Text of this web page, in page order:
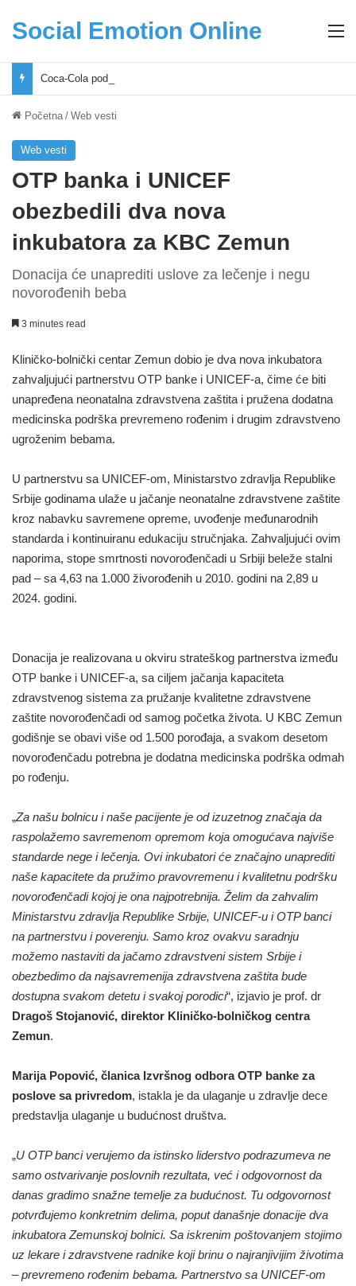
Social Emotion Online
Početna / Web vesti
Web vesti
OTP banka i UNICEF
obezbedili dva nova
inkubatora za KBC Zemun
Donacija će unaprediti uslove za lečenje i negu
novorođenih beba
3 minutes read
Kliničko-bolnički centar Zemun dobio je dva nova inkubatora
zahvaljujući partnerstvu OTP banke i UNICEF-a, čime će biti
unapređena neonatalna zdravstvena zaštita i pružena dodatna
medicinska podrška prevremeno rođenim i drugim zdravstveno
ugroženim bebama.
U partnerstvu sa UNICEF-om, Ministarstvo zdravlja Republike
Srbije godinama ulaže u jačanje neonatalne zdravstvene zaštite
kroz nabavku savremene opreme, uvođenje međunarodnih
standarda i kontinuiranu edukaciju stručnjaka. Zahvaljujući ovim
naporima, stope smrtnosti novorođenčadi u Srbiji beleže stalni
pad – sa 4,63 na 1.000 živorođenih u 2010. godini na 2,89 u
2024. godini.
Donacija je realizovana u okviru strateškog partnerstva između
OTP banke i UNICEF-a, sa ciljem jačanja kapaciteta
zdravstvenog sistema za pružanje kvalitetne zdravstvene
zaštite novorođenčadi od samog početka života. U KBC Zemun
godišnje se obavi više od 1.500 porođaja, a svakom desetom
novorođenčadu potrebna je dodatna medicinska podrška odmah
po rođenju.
„Za našu bolnicu i naše pacijente je od izuzetnog značaja da
raspolažemo savremenom opremom koja omogućava najviše
standarde nege i lečenja. Ovi inkubatori će značajno unaprediti
naše kapacitete da pružimo pravovremenu i kvalitetnu podršku
novorođenčadi kojoj je ona najpotrebnija. Želim da zahvalim
Ministarstvu zdravlja Republike Srbije, UNICEF-u i OTP banci
na partnerstvu i poverenju. Samo kroz ovakvu saradnju
možemo nastaviti da jačamo zdravstveni sistem Srbije i
obezbedimo da najsavremenija zdravstvena zaštita bude
dostupna svakom detetu i svakoj porodici“, izjavio je prof. dr
Dragoš Stojanović, direktor Kliničko-bolničkog centra
Zemun.
Marija Popović, članica Izvršnog odbora OTP banke za
poslove sa privredom, istakla je da ulaganje u zdravlje dece
predstavlja ulaganje u budućnost društva.
„U OTP banci verujemo da istinsko liderstvo podrazumeva ne
samo ostvarivanje poslovnih rezultata, već i odgovornost da
danas gradimo snažne temelje za budućnost. Tu odgovornost
potvrđujemo konkretnim delima, poput današnje donacije dva
inkubatora Zemunskoj bolnici. Sa iskrenim poštovanjem stojimo
uz lekare i zdravstvene radnike koji brinu o najranjivijim životima
– prevremeno rođenim bebama. Partnerstvo sa UNICEF-om